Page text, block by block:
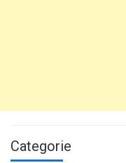
Categorie